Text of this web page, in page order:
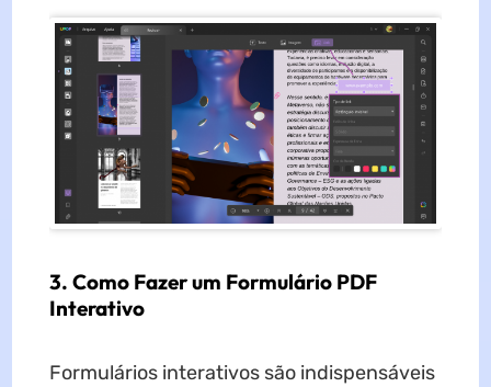
3. Como Fazer um Formulário PDF
Interativo
Formulários interativos são indispensáveis